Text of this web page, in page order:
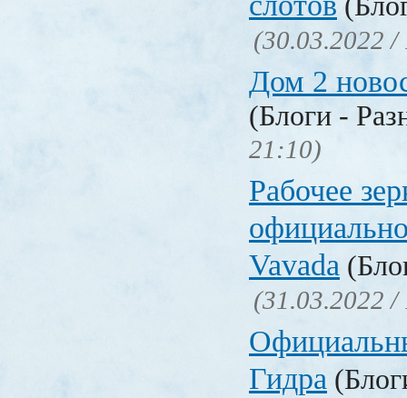
(30.03.2022 /
Дом 2
(Блоги -
21:10)
Рабочее
Vavada
(31.03.2022 /
Гидра